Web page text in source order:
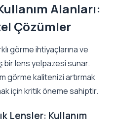
Alanları:
Çözümler
görme ihtiyaçlarına ve
bir lens yelpazesi sunar.
görme kalitenizi artırmak
için kritik öneme sahiptir.
Lensler: Kullanım